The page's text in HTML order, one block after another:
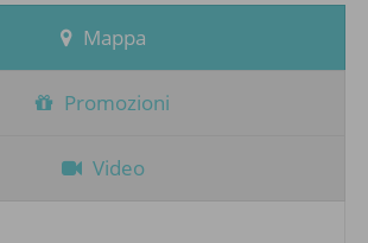
Mappa
Promozioni
Video